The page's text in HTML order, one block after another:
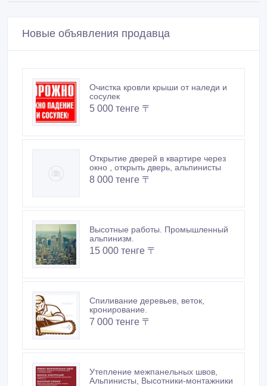
Новые объявления продавца
Очистка кровли крыши от наледи и
сосулек
5 000 тенге 〒
Открытие дверей в квартире через
окно , открыть дверь, альпинисты
8 000 тенге 〒
Высотные работы. Промышленный
альпинизм.
15 000 тенге 〒
Спиливание деревьев, веток,
кронирование.
7 000 тенге 〒
Утепление межпанельных швов,
Альпинисты, Высотники-монтажники